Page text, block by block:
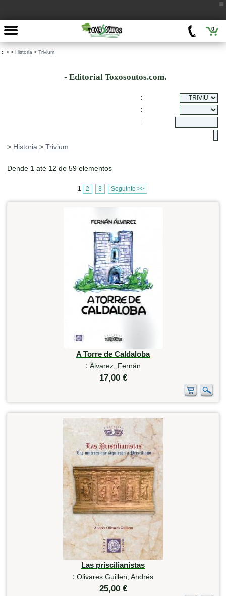
0
:: > > Historia > Trivium
- Editorial Toxosoutos.com.
:
:
:
> Historia > Trivium
Dende 1 até 12 de 59 elementos
1 2 3 Seguinte >>
A Torre de Caldaloba
: Álvarez, Fernán
17,00 €
Las priscilianistas
: Olivares Guillen, Andrés
25,00 €